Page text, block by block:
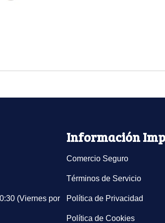
(Viernes por
Información
Comercio Seguro
Términos de Servicio
Política de Privacidad
Política de Cookies